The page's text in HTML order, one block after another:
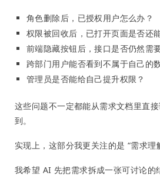
角色删除后，已授权用户怎么办？
权限被回收后，已打开页面是否还
前端隐藏按钮后，接口是否仍然需
跨部门用户能否看到不属于自己的
管理员是否能给自己提升权限？
这些问题不一定都能从需求文档里直
到。
实现上，这部分我更关注的是 “需求理
我希望 AI 先把需求拆成一张可讨论的